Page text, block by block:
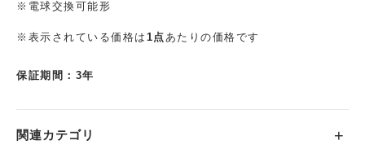
※電球交換可能形
※表示されている価格は 1点あたりの価格です
保証期間：3年
関連カテゴリ